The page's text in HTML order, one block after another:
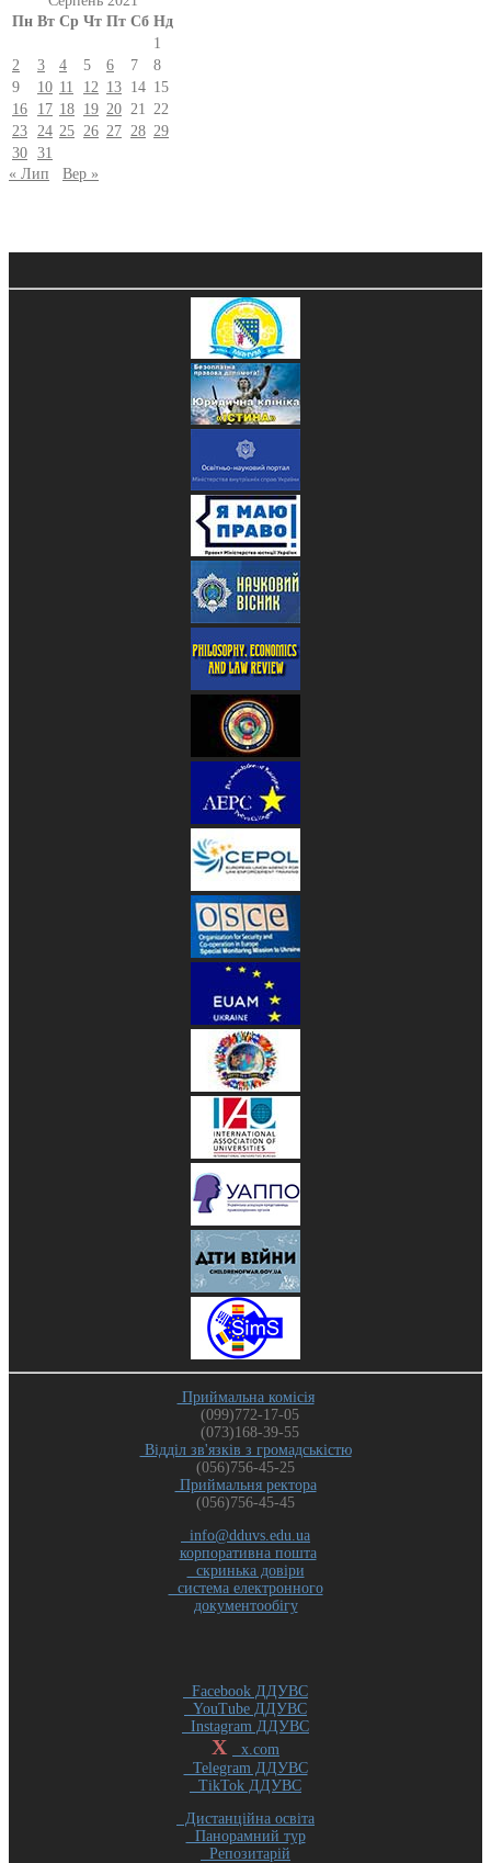
Пн Вт Ср Чт Пт Сб Нд
1
2
3 4 5 6 7
8
9
10 11 12 13 14 15
16
17 18 19 20 21
22
23
24 25 26 27 28 29
30 31
« Лип
Вер »
Приймальна комісія
(099)772-17-05
(073)168-39-55
Відділ зв'язків з громадськістю
(056)756-45-25
Приймальня ректора
(056)756-45-45
info@dduvs.edu.ua
корпоративна пошта
скринька довіри
система електронного
документообігу
Facebook ДДУВС
YouTube ДДУВС
Instagram ДДУВС
X
x.com
Telegram ДДУВС
TikTok ДДУВС
Дистанційна освіта
Панорамний тур
Репозитарій